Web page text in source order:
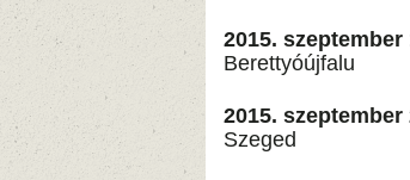
2015. szeptember
Berettyóújfalu
2015. szeptember
Szeged